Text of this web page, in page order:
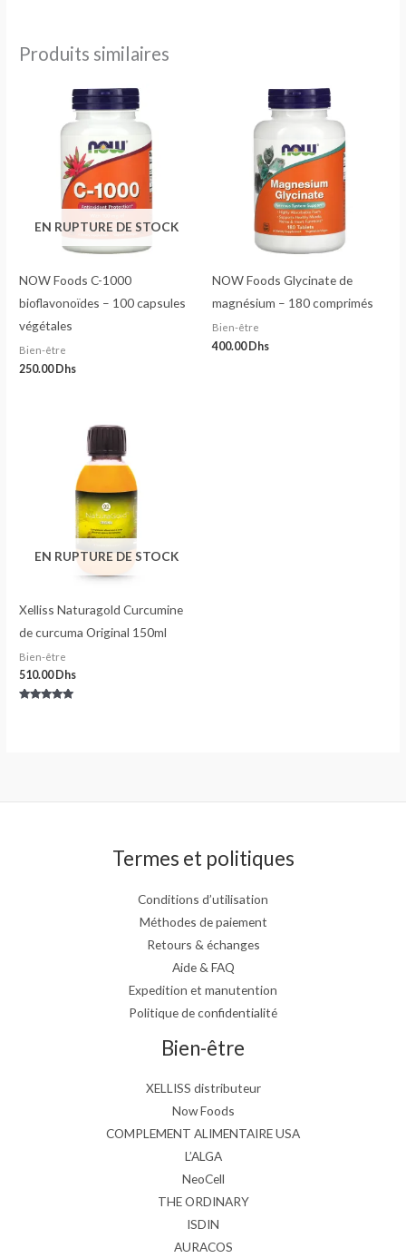
Produits similaires
EN RUPTURE DE STOCK
NOW Foods C-1000
bioflavonoïdes – 100 capsules
végétales
Bien-être
250.00Dhs
NOW Foods Glycinate de
magnésium – 180 comprimés
Bien-être
400.00Dhs
EN RUPTURE DE STOCK
Xelliss Naturagold Curcumine
de curcuma Original 150ml
Bien-être
510.00 Dhs
Termes et politiques
Conditions d’utilisation
Méthodes de paiement
Retours & échanges
Aide & FAQ
Expedition et manutention
Politique de confidentialité
Bien-être
XELLISS distributeur
Now Foods
COMPLEMENT ALIMENTAIRE USA
L’ALGA
NeoCell
THE ORDINARY
ISDIN
AURACOS